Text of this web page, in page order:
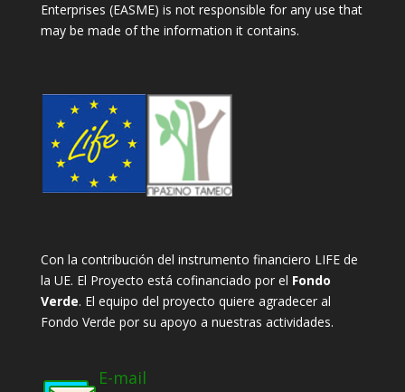
Enterprises (EASME) is not responsible for any use that
may be made of the information it contains.
Con la contribución del instrumento financiero LIFE de
la UE. El Proyecto está cofinanciado por el Fondo
Verde. El equipo del proyecto quiere agradecer al
Fondo Verde por su apoyo a nuestras actividades.
E-mail